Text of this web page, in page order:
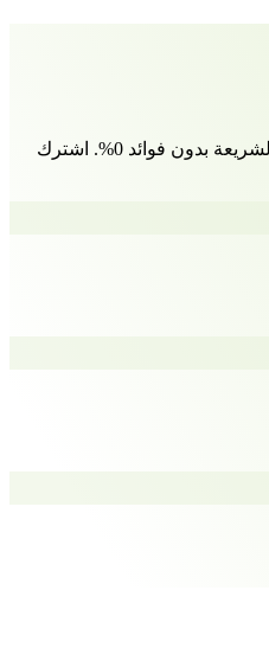
أول اشتراك سيارات متوافق مع الشريعة بدون فوائد 0%. اشترك